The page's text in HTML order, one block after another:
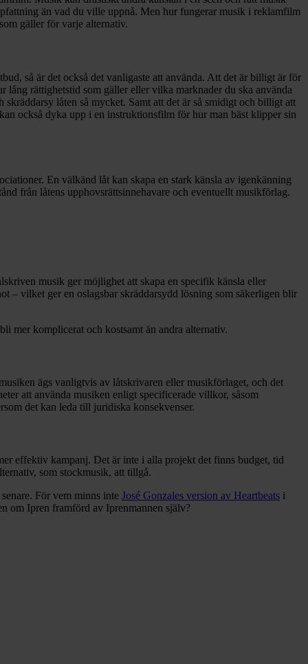
än vad du ville uppnå. Men hur fungerar musik i reklamfilm
gäller för varje alternativ.
så är det också det vanligaste att använda. Att det är billigt är för
rättighetstid som gäller eller vilka marknader du ska använda
låten så mycket. Samt att det är så smidigt och billigt att
också dyka upp i en instruktionsfilm för hur man bäst klipper sin
En välkänd låt kan skapa en stark känsla av igenkänning
från låtens upphovsrättsinnehavare och eventuellt musikförlag.
musik ger möjlighet att skapa en specifik känsla eller
– vilket ger en oslagsbar skräddarsydd lösning som säkerligen blir
mer komplicerat och kostsamt än andra alternativ.
ägs vanligtvis av låtskrivaren eller musikförlaget, och det
att använda musiken enligt specificerade villkor, såsom
det kan leda till juridiska konsekvenser.
effektiv kampanj. Det är inte i alla projekt det finns budget, tid
som stockmusik, att tillgå.
För vem minns inte José Gonzales version av Heartbeats i
om Ipren framförd av Iprenmannen själv?